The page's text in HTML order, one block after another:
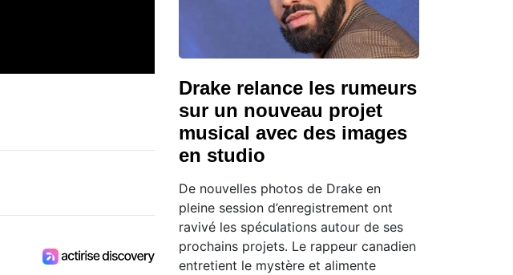
Drake relance les rumeurs
sur un nouveau projet
musical avec des images
en studio
De nouvelles photos de Drake en
pleine session d’enregistrement ont
ravivé les spéculations autour de ses
prochains projets. Le rappeur canadien
entretient le mystère et alimente